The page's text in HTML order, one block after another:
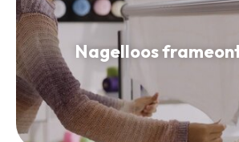
Nagelloos